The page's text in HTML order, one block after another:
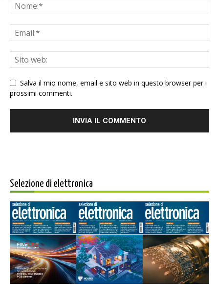
Salva il mio nome, email e sito web in questo browser per i
prossimi commenti.
Selezione di elettronica